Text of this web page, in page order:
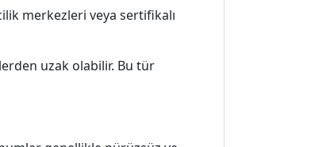
merkezleri veya sertifikalı
uzak olabilir. Bu tür